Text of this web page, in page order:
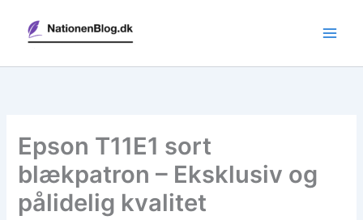
indholdet
Epson T11E1 sort
blækpatron – Eksklusiv og
pålidelig kvalitet